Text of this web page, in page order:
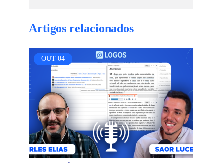
Artigos relacionados
OUT 04